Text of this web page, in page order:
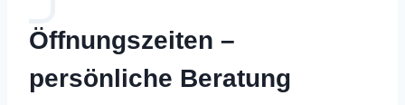
Öffnungszeiten –
persönliche Beratung